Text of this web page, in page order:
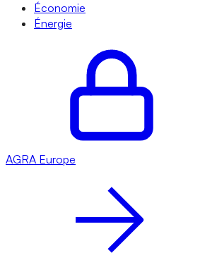
Économie
Énergie
AGRA Europe